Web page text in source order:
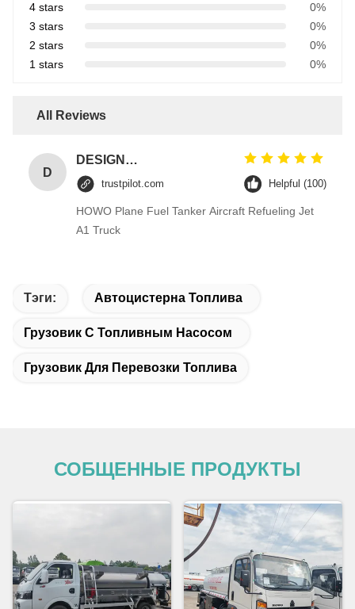
4 stars
0%
3 stars
0%
2 stars
0%
1 stars
0%
All Reviews
D
DESIGNER CODE
trustpilot.com Helpful (100)
HOWO Plane Fuel Tanker Aircraft Refueling Jet
A1 Truck
Тэги: Автоцистерна Топлива
Грузовик С Топливным Насосом
Грузовик Для Перевозки Топлива
СОБЩЕННЫЕ ПРОДУКТЫ